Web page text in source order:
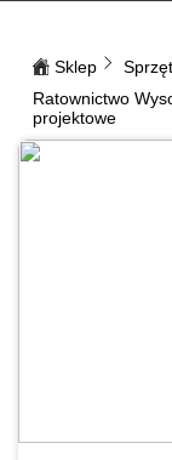
Sklep
Ratownictwo
projektowe